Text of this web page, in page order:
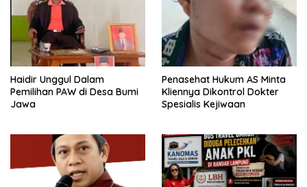
Haidir Unggul Dalam
Pemilihan PAW di Desa Bumi
Jawa
Penasehat Hukum AS Minta
Kliennya Dikontrol Dokter
Spesialis Kejiwaan